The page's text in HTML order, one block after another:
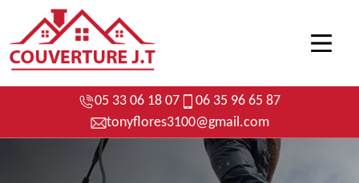
05 33 06 18 07
06 35 96 65 87
tonyflores3100@gmail.com